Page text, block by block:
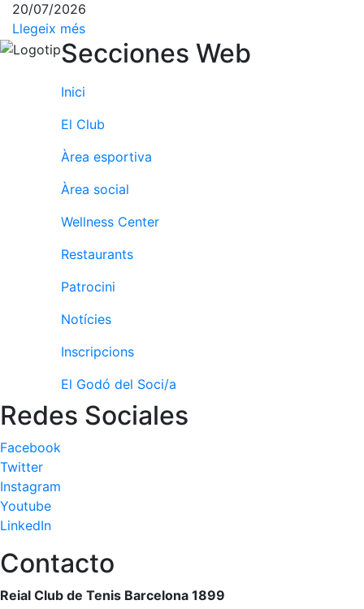
Quadre
d'Honor
Històric
Campionat
Altres esports
Àrea social
Activitats
Socials
Sortides
culturals
Talks
Calendari
Socials
Jocs de taula
Penyes del
Club
Wellness
Center
Servei de
20/07/2026
Llegeix més
Secciones Web
Inici
El Club
Àrea esportiva
Àrea social
Wellness Center
Restaurants
Patrocini
Notícies
Inscripcions
El Godó del Soci/a
Redes Sociales
Facebook
Twitter
Instagram
Youtube
LinkedIn
Contacto
Reial Club de Tenis Barcelona 1899